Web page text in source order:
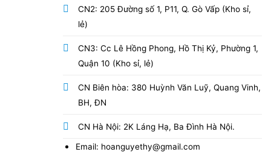
CN2: 205 Đường số 1, P11, Q. Gò Vấp (Kho sỉ,
lẻ)
CN3: Cc Lê Hồng Phong, Hồ Thị Kỷ, Phường 1,
Quận 10 (Kho sỉ, lẻ)
CN Biên hòa: 380 Huỳnh Văn Luỹ, Quang Vinh,
BH, ĐN
CN Hà Nội: 2K Láng Hạ, Ba Đình Hà Nội.
Email: hoanguyethy@gmail.com